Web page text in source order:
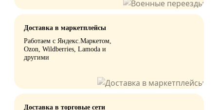
Доставка в маркетплейсы
Работаем с Яндекс.Маркетом,
Ozon, Wildberries, Lamoda и
другими
Доставка в торговые сети